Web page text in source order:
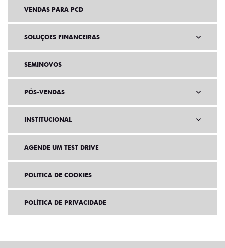
VENDAS PARA PCD
SOLUÇÕES FINANCEIRAS
SEMINOVOS
PÓS-VENDAS
INSTITUCIONAL
AGENDE UM TEST DRIVE
POLITICA DE COOKIES
POLÍTICA DE PRIVACIDADE